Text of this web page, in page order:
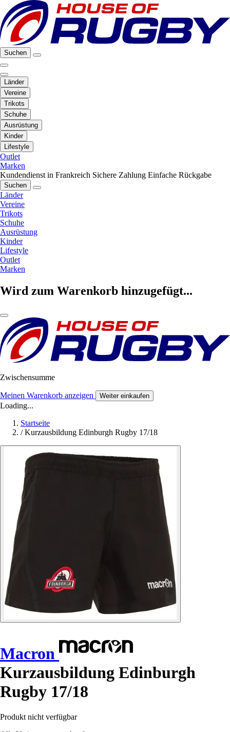
Suchen
Länder
Vereine
Trikots
Schuhe
Ausrüstung
Kinder
Lifestyle
Outlet
Marken
Kundendienst in Frankreich Sichere Zahlung Einfache Rückgabe
Suchen
Länder
Vereine
Trikots
Schuhe
Ausrüstung
Kinder
Lifestyle
Outlet
Marken
Wird zum Warenkorb hinzugefügt...
Zwischensumme
Meinen Warenkorb anzeigen Weiter einkaufen
Loading...
Startseite
/ Kurzausbildung Edinburgh Rugby 17/18
Macron
Kurzausbildung Edinburgh
Rugby 17/18
Produkt nicht verfügbar